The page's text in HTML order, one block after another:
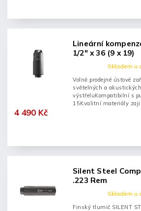
Lineární
1/2" x 36 (9 x 19)
Skladem u
4 490 Kč
Volně prodejné úsťové
světelných a
výstřeluKompatibilní s
15Kvalitní materiály
Silent Steel
.223 Rem
Skladem u
Finský tlumič SILENT